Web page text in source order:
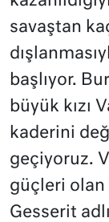
savaştan
başlıyor.
büyük kızı
kaderini
geçiyoruz.
güçleri olan
Gesserit